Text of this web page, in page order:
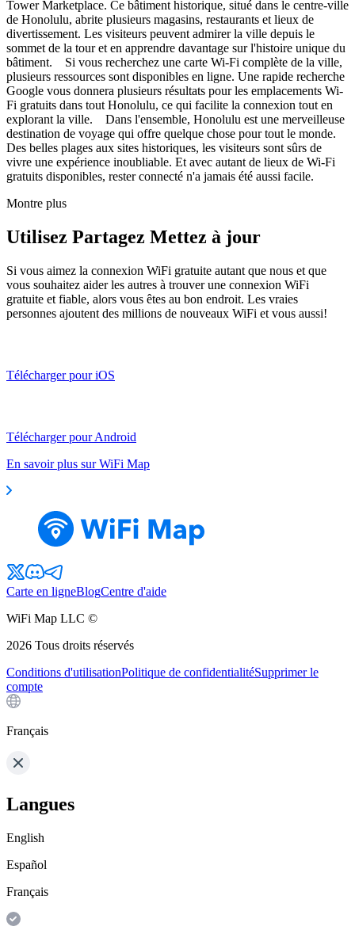
Tower Marketplace. Ce bâtiment historique, situé dans le centre-ville
de Honolulu, abrite plusieurs magasins, restaurants et lieux de
divertissement. Les visiteurs peuvent admirer la ville depuis le
sommet de la tour et en apprendre davantage sur l'histoire unique du
bâtiment. Si vous recherchez une carte Wi-Fi complète de la ville,
plusieurs ressources sont disponibles en ligne. Une rapide recherche
Google vous donnera plusieurs résultats pour les emplacements Wi-
Fi gratuits dans tout Honolulu, ce qui facilite la connexion tout en
explorant la ville. Dans l'ensemble, Honolulu est une merveilleuse
destination de voyage qui offre quelque chose pour tout le monde.
Des belles plages aux sites historiques, les visiteurs sont sûrs de
vivre une expérience inoubliable. Et avec autant de lieux de Wi-Fi
gratuits disponibles, rester connecté n'a jamais été aussi facile.
Montre plus
Utilisez Partagez Mettez à jour
Si vous aimez la connexion WiFi gratuite autant que nous et que
vous souhaitez aider les autres à trouver une connexion WiFi
gratuite et fiable, alors vous êtes au bon endroit. Les vraies
personnes ajoutent des millions de nouveaux WiFi et vous aussi!
Télécharger pour iOS
Télécharger pour Android
En savoir plus sur WiFi Map
Carte en ligneBlogCentre d'aide
WiFi Map LLC ©
2026 Tous droits réservés
Conditions d'utilisationPolitique de confidentialitéSupprimer le
compte
Français
Langues
English
Español
Français